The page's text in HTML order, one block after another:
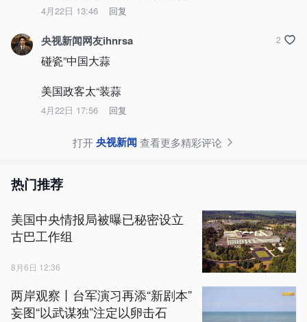
4月22日 13:46 回复
央视新闻网友ihnrsa
碰瓷”中国大蒜
美国政客太“装蒜
4月22日 17:56 回复
2
打开央视新闻查看更多精彩评论
热门推荐
美国中央情报局被曝已秘密设立
古巴工作组
8月6日 12:36
两岸观察丨台军演习再添“新剧本”
妄图“以武谋独”注定以卵击石